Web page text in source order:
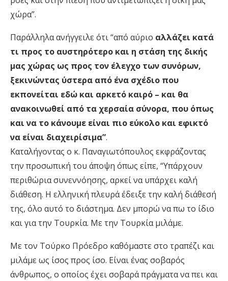
χώρα”.
Παράλληλα ανήγγειλε ότι “από αύριο αλλάζει κατά
τι προς το αυστηρότερο και η στάση της δικής
μας χώρας ως προς τον έλεγχο των συνόρων,
ξεκινώντας ύστερα από ένα σχέδιο που
εκπονείται εδώ και αρκετό καιρό – και θα
ανακοινωθεί από τα χερσαία σύνορα, που όπως
και να το κάνουμε είναι πιο εύκολο και εφικτό
να είναι διαχειρίσιμα”.
Καταλήγοντας ο κ. Παναγιωτόπουλος εκφράζοντας
την προσωπική του άποψη όπως είπε, “Υπάρχουν
περιθώρια συνεννόησης, αρκεί να υπάρχει καλή
διάθεση. Η ελληνική πλευρά έδειξε την καλή διάθεσή
της, όλο αυτό το διάστημα. Δεν μπορώ να πω το ίδιο
και για την Τουρκία. Με την Τουρκία μιλάμε.
Με τον Τούρκο Πρόεδρο καθόμαστε στο τραπέζι και
μιλάμε ως ίσος προς ίσο. Είναι ένας σοβαρός
άνθρωπος, ο οποίος έχει σοβαρά πράγματα να πει και